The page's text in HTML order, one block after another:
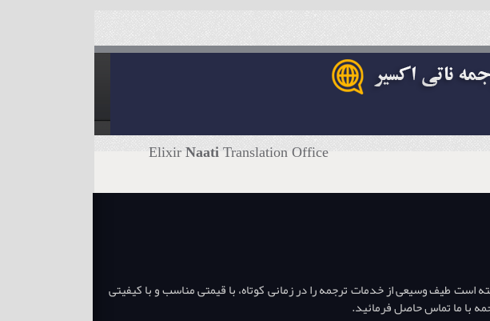
Elixir Naati Translation Office
است طیف وسیعی از خدمات ترجمه را در زمانی کوتاه، با قیمتی مناسب و با کیفیتی
با ما تماس حاصل فرمائید.